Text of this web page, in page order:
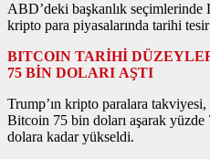
ABD’deki başkanlık seçimlerinde
kripto para piyasalarında tarihi tesir
BITCOIN TARİHİ
75 BİN DOLARI AŞTI
Trump’ın kripto paralara
Bitcoin 75 bin doları aşarak
dolara kadar yükseldi.